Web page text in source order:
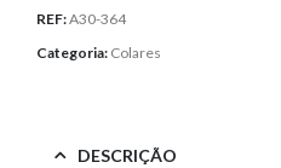
REF:A30-364
Categoria: Colares
DESCRIÇÃO